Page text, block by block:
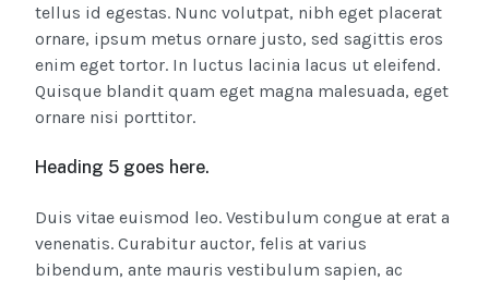
tellus id egestas. Nunc volutpat, nibh eget placerat
ornare, ipsum metus ornare justo, sed sagittis eros
enim eget tortor. In luctus lacinia lacus ut eleifend.
Quisque blandit quam eget magna malesuada, eget
ornare nisi porttitor.
Heading 5 goes here.
Duis vitae euismod leo. Vestibulum congue at erat a
venenatis. Curabitur auctor, felis at varius
bibendum, ante mauris vestibulum sapien, ac